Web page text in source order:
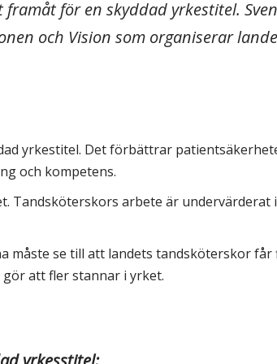
för en skyddad yrkestitel.
och Vision som organiserar
yrkestitel. Det förbättrar
och kompetens.
Tandsköterskors arbete är
måste se till att landets tandsköterskor
att fler stannar i yrket.